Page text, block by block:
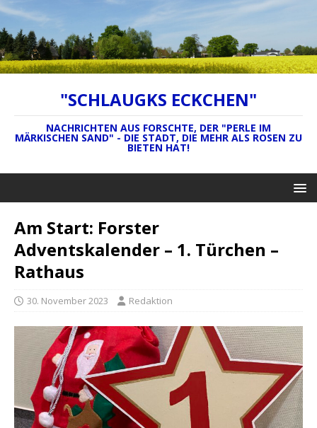
"SCHLAUGKS ECKCHEN"
NACHRICHTEN AUS FORSCHTE, DER "PERLE IM
MÄRKISCHEN SAND" - DIE STADT, DIE MEHR ALS ROSEN ZU
BIETEN HAT!
Am Start: Forster
Adventskalender – 1. Türchen –
Rathaus
30. November 2023 Redaktion